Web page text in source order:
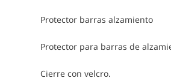
Protector barras alzamiento
Protector para barras de
Cierre con velcro.